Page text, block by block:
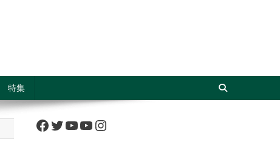
特集
Facebook
Twitter
YouTube
YouTube
Instagram